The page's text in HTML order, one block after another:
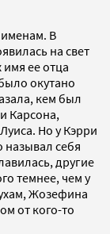
В
на свет
ее отца
окутано
кем был
Карсона,
Но у Кэрри
называл себя
другие
темнее, чем у
Жозефина
от кого-то